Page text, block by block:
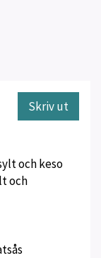
Skriv ut
och keso
och